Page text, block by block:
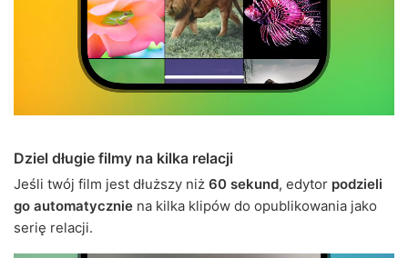
Dziel długie filmy na kilka relacji
Jeśli twój film jest dłuższy niż 60 sekund, edytor podzieli
go automatycznie na kilka klipów do opublikowania jako
serię relacji.